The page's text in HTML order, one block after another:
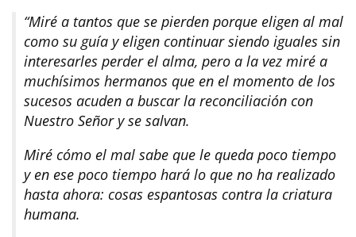
“Miré a tantos que se pierden porque eligen al mal
como su guía y eligen continuar siendo iguales sin
interesarles perder el alma, pero a la vez miré a
muchísimos hermanos que en el momento de los
sucesos acuden a buscar la reconciliación con
Nuestro Señor y se salvan.
Miré cómo el mal sabe que le queda poco tiempo
y en ese poco tiempo hará lo que no ha realizado
hasta ahora: cosas espantosas contra la criatura
humana.